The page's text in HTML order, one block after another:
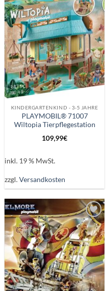
Auf die
Wunschliste
KINDERGARTENKIND - 3-5 JAHRE
PLAYMOBIL® 71007
Wiltopia Tierpflegestation
109,99€
inkl. 19 % MwSt.
zzgl.Versandkosten
Auf die
Wunschliste